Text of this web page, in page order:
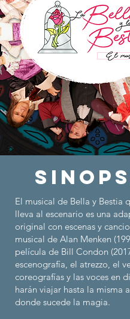
El musical de Bella y Bestia
lleva al escenario es una
original con escenas y
musical de Alan Menken
película de Bill Condon
escenografía, el atrezzo, el
coreografías y las voces en
harán viajar hasta la misma
donde sucede la magia.